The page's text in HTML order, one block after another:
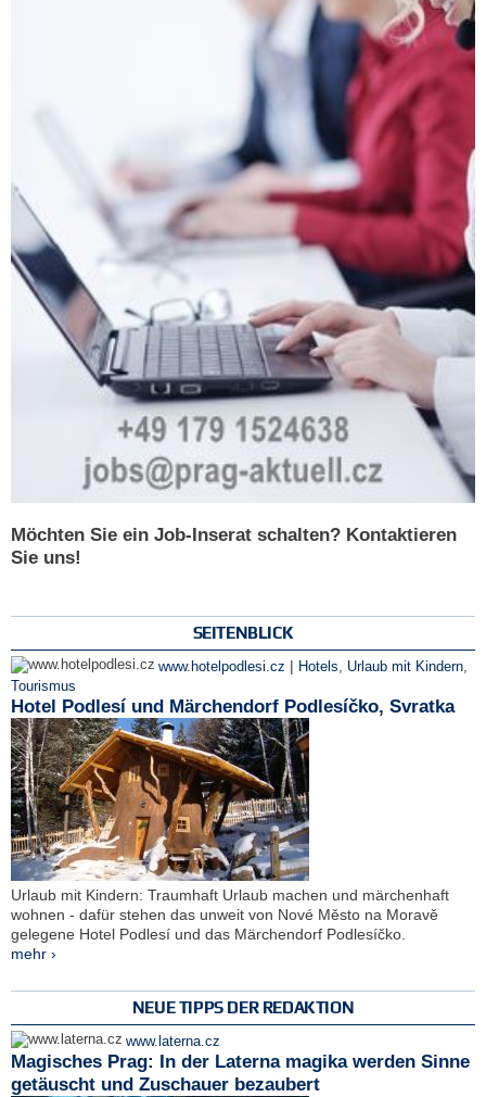
Möchten Sie ein Job-Inserat schalten? Kontaktieren
Sie uns!
SEITENBLICK
www.hotelpodlesi.cz | Hotels, Urlaub mit Kindern,
Tourismus
Hotel Podlesí und Märchendorf Podlesíčko, Svratka
Urlaub mit Kindern: Traumhaft Urlaub machen und märchenhaft
wohnen - dafür stehen das unweit von Nové Město na Moravě
gelegene Hotel Podlesí und das Märchendorf Podlesíčko.
mehr ›
NEUE TIPPS DER REDAKTION
www.laterna.cz
Magisches Prag: In der Laterna magika werden Sinne
getäuscht und Zuschauer bezaubert